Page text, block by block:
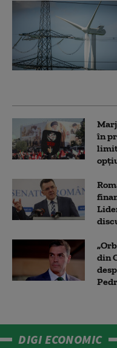
în
din
DIGI ECONOMIC